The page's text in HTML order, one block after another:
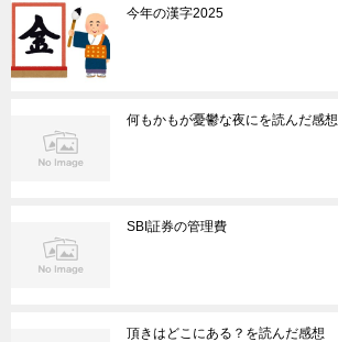
今年の漢字2025
何もかもが憂鬱な夜にを読んだ感想
SBI証券の管理費
頂きはどこにある？を読んだ感想